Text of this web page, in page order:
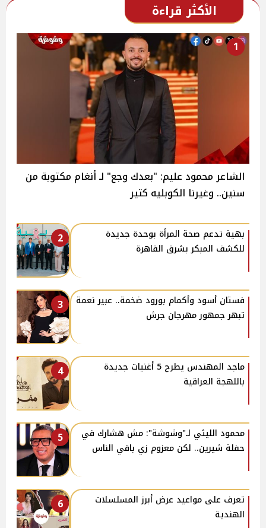
الأكثر قراءة
1
الشاعر محمود عليم: "بعدك وجع" لـ أنغام مكتوبة من
سنين.. وغيرنا الكوبليه كتير
2
بهية تدعم صحة المرأة بوحدة جديدة
للكشف المبكر بشرق القاهرة
3
فستان أسود وأكمام بورود ضخمة.. عبير نعمة
تبهر جمهور مهرجان جرش
4
ماجد المهندس يطرح 5 أغنيات جديدة
باللهجة العراقية
5
محمود الليثي لـ"وشوشة": مش هشارك في
حفلة شيرين.. لكن معزوم زي باقي الناس
6
تعرف على مواعيد عرض أبرز المسلسلات
الهندية